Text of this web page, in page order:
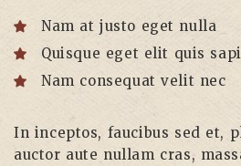
Nam at justo eget nulla
Quisque eget elit quis
Nam consequat velit nec
In inceptos, faucibus sed et,
auctor aute nullam cras,